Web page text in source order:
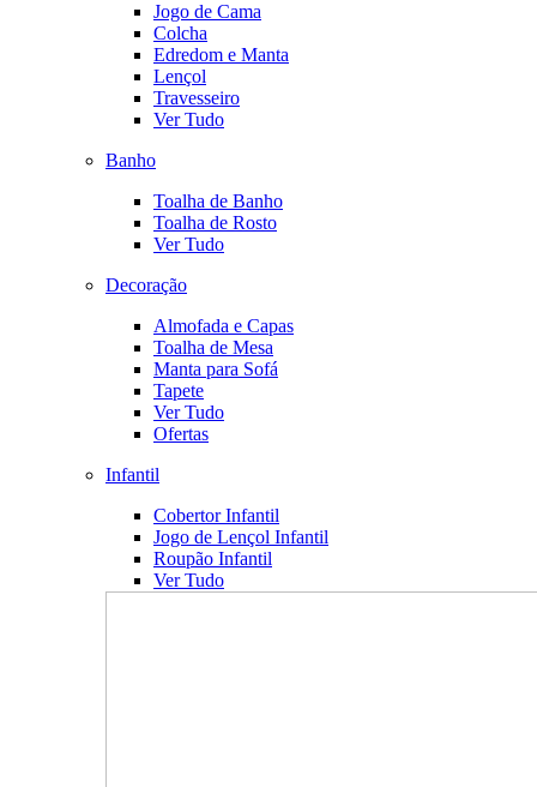
Jogo de Cama
Colcha
Edredom e Manta
Lençol
Travesseiro
Ver Tudo
Banho
Toalha de Banho
Toalha de Rosto
Ver Tudo
Decoração
Almofada e Capas
Toalha de Mesa
Manta para Sofá
Tapete
Ver Tudo
Ofertas
Infantil
Cobertor Infantil
Jogo de Lençol Infantil
Roupão Infantil
Ver Tudo